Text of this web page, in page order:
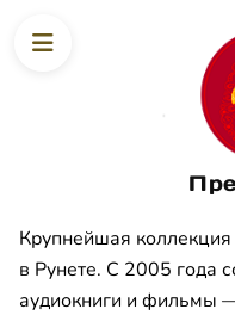
Крупнейшая
в Рунете. С 2005 года
аудиокниги и фильмы